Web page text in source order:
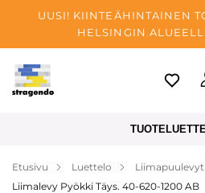
UUSI! KIINTEÄHINTAINEN
HELSINGIN
Tallinn
Maksu
Etusivu Luettelo Liimapuulevyt
Liimalevy Pyökki Täys. 40-620-1200 AB